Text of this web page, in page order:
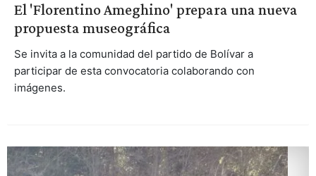
El 'Florentino Ameghino' prepara una nueva
propuesta museográfica
Se invita a la comunidad del partido de Bolívar a
participar de esta convocatoria colaborando con
imágenes.